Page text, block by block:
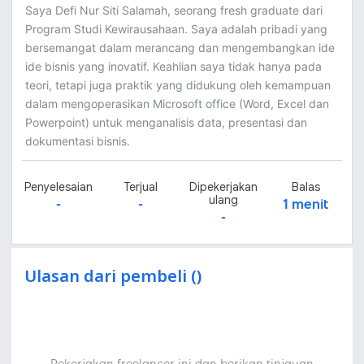
Saya Defi Nur Siti Salamah, seorang fresh graduate dari
Program Studi Kewirausahaan. Saya adalah pribadi yang
bersemangat dalam merancang dan mengembangkan ide
ide bisnis yang inovatif. Keahlian saya tidak hanya pada
teori, tetapi juga praktik yang didukung oleh kemampuan
dalam mengoperasikan Microsoft office (Word, Excel dan
Powerpoint) untuk menganalisis data, presentasi dan
dokumentasi bisnis.
Penyelesaian
-
Terjual
-
Dipekerjakan
ulang
-
Balas
1 menit
Ulasan dari pembeli ()